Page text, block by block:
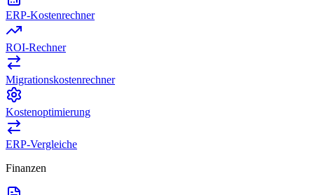
ERP-Kostenrechner
ROI-Rechner
Migrationskostenrechner
Kostenoptimierung
ERP-Vergleiche
Finanzen